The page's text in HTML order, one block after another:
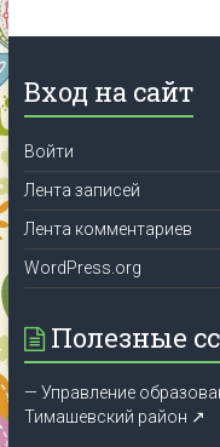
Вход на сайт
Войти
Лента записей
Лента комментариев
WordPress.org
Полезные
— Управление
Тимашевский район ↗